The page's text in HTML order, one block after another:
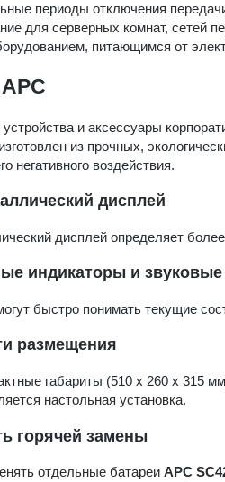
периоды отключения
для серверных комнат, сетей
питающимся от
и аксессуары
изготовлен из прочных,
негативного воздействия.
дисплей
дисплей определяет
индикаторы и
быстро понимать текущие
размещения
габариты (510 х 260 х 315
настольная установка.
горячей замены
отдельные батареи APC